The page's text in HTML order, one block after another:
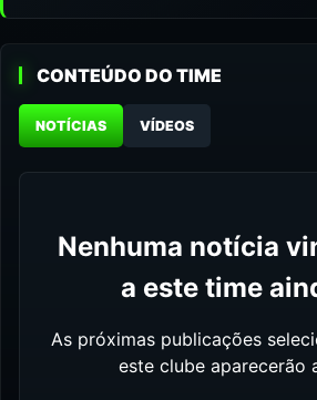
CONTEÚDO DO TIME
NOTÍCIAS VÍDEOS
Nenhuma notícia
a este time
As próximas publicações
este clube aparecerão